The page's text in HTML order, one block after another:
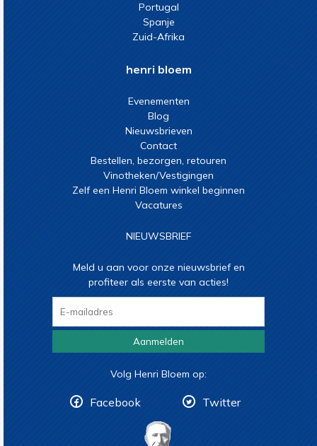
Portugal
Spanje
Zuid-Afrika
henri bloem
Evenementen
Blog
Nieuwsbrieven
Contact
Bestellen, bezorgen, retouren
Vinotheken/Vestigingen
Zelf een Henri Bloem winkel beginnen
Vacatures
NIEUWSBRIEF
Meld u aan voor onze nieuwsbrief en
profiteer als eerste van acties!
Aanmelden
Volg Henri Bloem op:
Facebook Twitter